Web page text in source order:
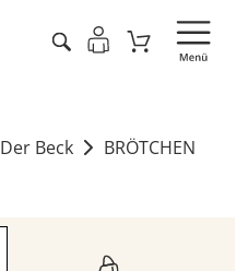
Der Beck
BRÖTCHEN